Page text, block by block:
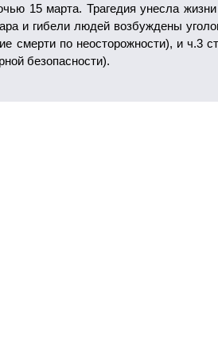
15 марта. Трагедия унесла
и гибели людей возбуждены
смерти по неосторожности), и ч.3
безопасности).